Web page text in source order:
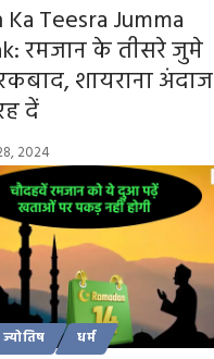
Ka Teesra Jumma
रमजान के तीसरे जुमे
शायराना अंदाज
दें
2024
ज्योतिष धर्म